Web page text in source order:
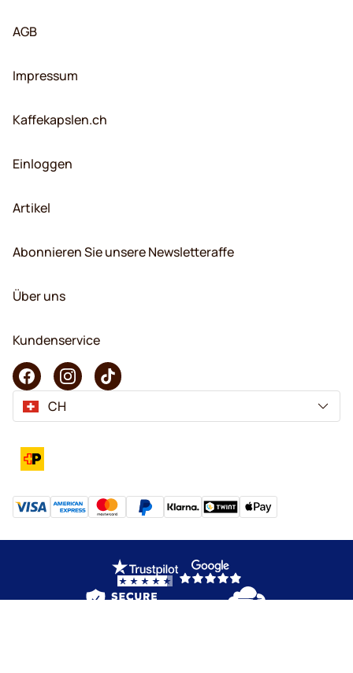
AGB
Impressum
Kaffekapslen.ch
Einloggen
Artikel
Abonnieren Sie unsere Newsletteraffe
Über uns
Kundenservice
CH